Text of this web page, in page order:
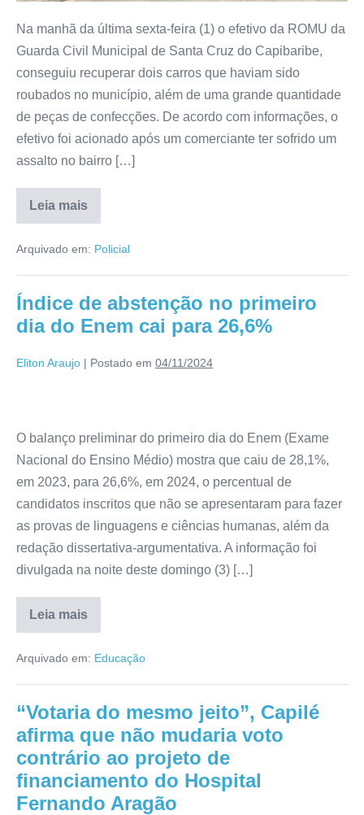
Na manhã da última sexta-feira (1) o efetivo da ROMU da
Guarda Civil Municipal de Santa Cruz do Capibaribe,
conseguiu recuperar dois carros que haviam sido
roubados no município, além de uma grande quantidade
de peças de confecções. De acordo com informações, o
efetivo foi acionado após um comerciante ter sofrido um
assalto no bairro […]
Leia mais
Arquivado em: Policial
Índice de abstenção no primeiro
dia do Enem cai para 26,6%
Eliton Araujo | Postado em 04/11/2024
O balanço preliminar do primeiro dia do Enem (Exame
Nacional do Ensino Médio) mostra que caiu de 28,1%,
em 2023, para 26,6%, em 2024, o percentual de
candidatos inscritos que não se apresentaram para fazer
as provas de linguagens e ciências humanas, além da
redação dissertativa-argumentativa. A informação foi
divulgada na noite deste domingo (3) […]
Leia mais
Arquivado em: Educação
“Votaria do mesmo jeito”, Capilé
afirma que não mudaria voto
contrário ao projeto de
financiamento do Hospital
Fernando Aragão